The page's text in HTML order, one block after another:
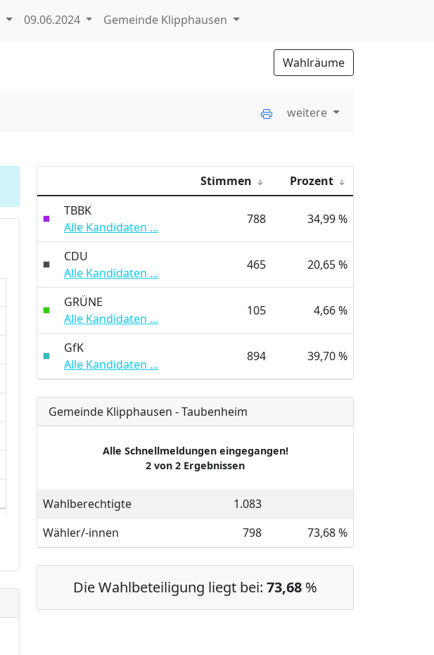
09.06.2024 Gemeinde Klipphausen
Wahlräume
weitere
Stimmen
Prozent
TBBK
Alle Kandidaten ...
788 34,99 %
CDU
Alle Kandidaten ...
465 20,65 %
GRÜNE
Alle Kandidaten ...
105 4,66 %
GfK
Alle Kandidaten ...
894 39,70 %
Gemeinde Klipphausen - Taubenheim
Alle Schnellmeldungen eingegangen!
2 von 2 Ergebnissen
Wahlberechtigte
1.083
Wähler/-innen
798 73,68 %
Die Wahlbeteiligung liegt bei: 73,68 %